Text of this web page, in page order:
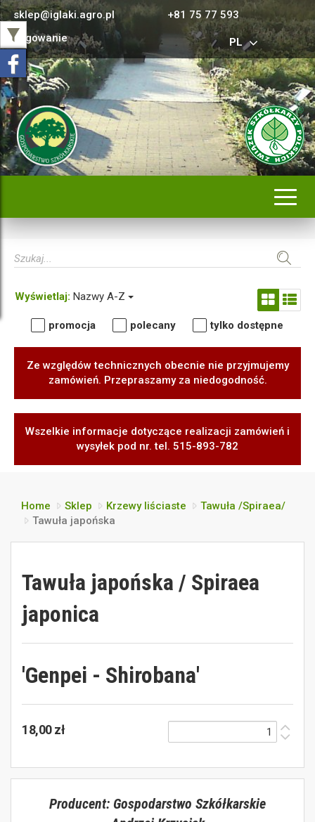
sklep@iglaki.agro.pl
+81 75 77 593
Logowanie
PL
Wyświetlaj: Nazwy A-Z
promocja polecany tylko dostępne
Ze względów technicznych obecnie nie przyjmujemy
zamówień. Przepraszamy za niedogodność.
Wszelkie informacje dotyczące realizacji zamówień i
wysyłek pod nr. tel. 515-893-782
Home Sklep Krzewy liściaste
Tawuła /Spiraea/
Tawuła japońska
Tawuła japońska / Spiraea
japonica
'Genpei - Shirobana'
18,00 zł
Producent: Gospodarstwo Szkółkarskie